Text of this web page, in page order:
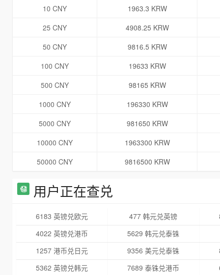
10 CNY
1963.3 KRW
25 CNY
4908.25 KRW
50 CNY
9816.5 KRW
100 CNY
19633 KRW
500 CNY
98165 KRW
1000 CNY
196330 KRW
5000 CNY
981650 KRW
10000 CNY
1963300 KRW
50000 CNY
9816500 KRW
用户正在查兑
6183 英镑兑欧元 477 韩元兑英镑
4022 英镑兑港币
5629 韩元兑泰铢
1257 港币兑日元
9356 美元兑泰铢
5362 英镑兑韩元
7689 泰铢兑港币